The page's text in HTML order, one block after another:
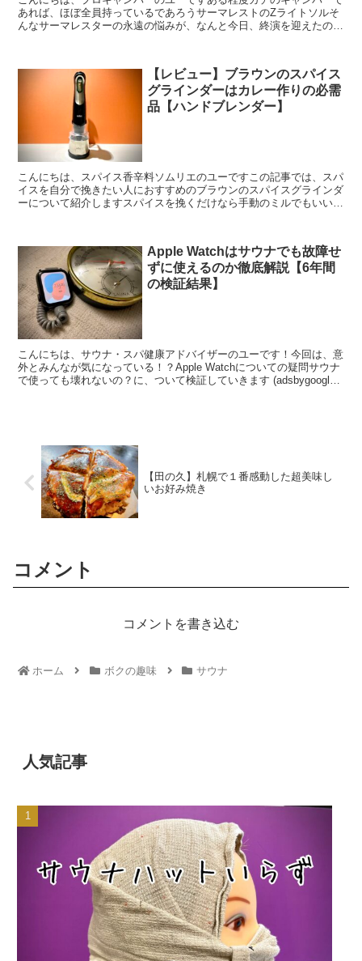
あれば、ほぼ全員持っているであろうサーマレストのZライトソルそ
んなサーマレスターの永遠の悩みが、なんと今日、終演を迎えたので
【レビュー】ブラウンのスパイス
グラインダーはカレー作りの必需
品【ハンドブレンダー】
こんにちは、スパイス香辛料ソムリエのユーですこの記事では、スパ
イスを自分で挽きたい人におすすめのブラウンのスパイスグラインダ
ーについて紹介しますスパイスを挽くだけなら手動のミルでもいいで
Apple Watchはサウナでも故障せ
ずに使えるのか徹底解説【6年間
の検証結果】
こんにちは、サウナ・スパ健康アドバイザーのユーです！今回は、意
外とみんなが気になっている！？Apple Watchについての疑問サウナ
で使っても壊れないの？に、ついて検証していきます (adsbygoogle
【田の久】札幌で１番感動した超美味し
いお好み焼き
コメント
コメントを書き込む
ホーム ボクの趣味 サウナ
人気記事